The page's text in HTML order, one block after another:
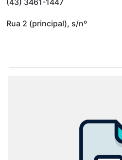
(43) 3461-1447
Rua 2 (principal), s/nº